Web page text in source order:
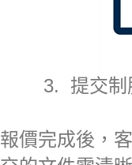
3. 提交制
報價完成後，